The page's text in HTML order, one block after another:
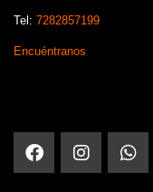
Tel: 7282857199
Encuéntranos